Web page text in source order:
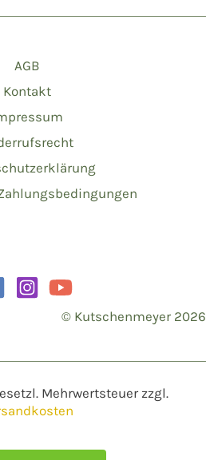
AGB
Kontakt
© Kutschenmeyer 2026
Mehrwertsteuer zzgl.